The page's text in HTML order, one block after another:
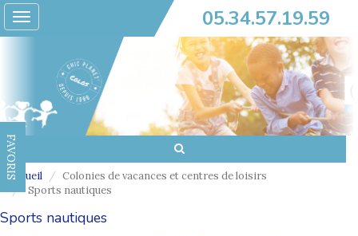
Toggle
navigation
05.34.57.19.59
FAVORIS
Accueil
Colonies de vacances et centres de loisirs
Sports nautiques
Sports nautiques